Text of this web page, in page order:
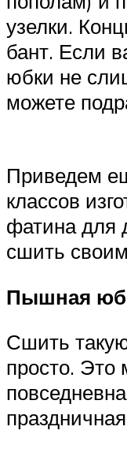
узелки.
бант. Если
юбки не
можете
Приведем
классов
фатина для
сшить
Пышная
Сшить
просто. Это